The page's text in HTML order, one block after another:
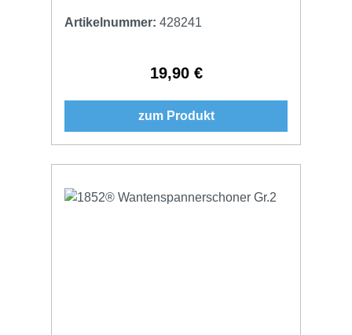
Artikelnummer: 428241
Regulärer Preis:
19,90 €
zum Produkt